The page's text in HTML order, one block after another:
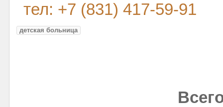
тел: +7 (831) 417-59-91
детская больница